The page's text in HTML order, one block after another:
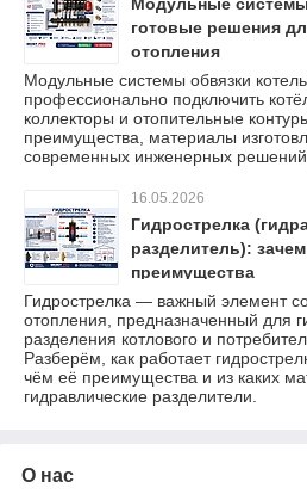
готовые решения
отопления
Модульные системы обвязки
профессионально подключить
коллекторы и отопительные
преимущества, материалы
современных инженерных решений
16.05.2026
Гидрострелка
разделитель):
преимущества
Гидрострелка — важный элемент
отопления, предназначенный для
разделения котлового и
Разберём, как работает
чём её преимущества и из каких
гидравлические разделители.
О нас